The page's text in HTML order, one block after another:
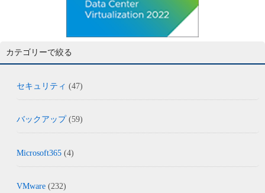
カテゴリーで絞る
セキュリティ (47)
バックアップ(59)
Microsoft365 (4)
VMware (232)